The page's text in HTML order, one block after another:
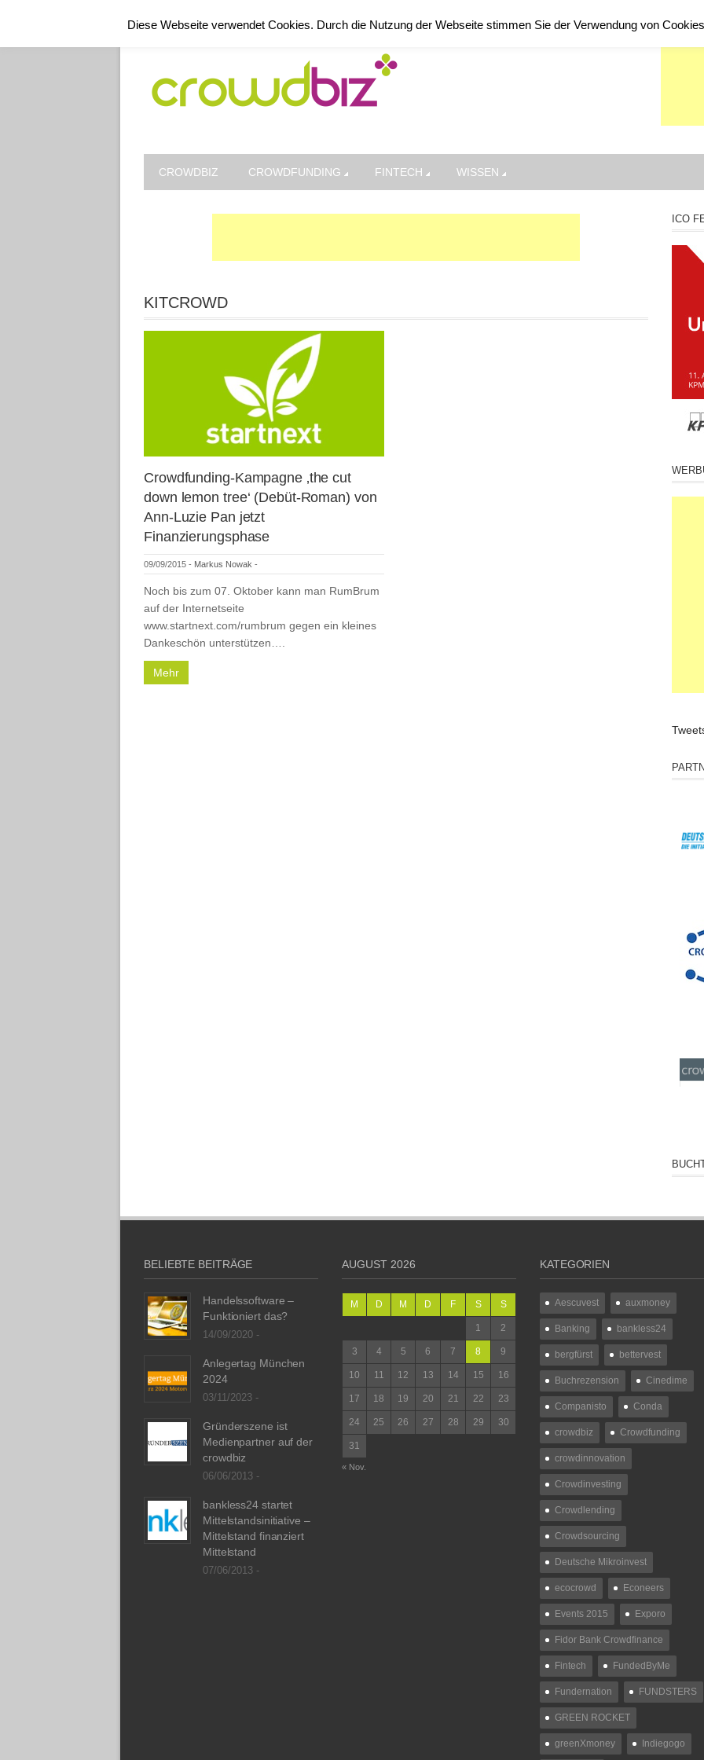
CROWDBIZ CROWDFUNDING FINTECH WISSEN
KITCROWD
Crowdfunding-Kampagne ‚the cut
down lemon tree‘ (Debüt-Roman) von
Ann-Luzie Pan jetzt
Finanzierungsphase
09/09/2015 - Markus Nowak -
Noch bis zum 07. Oktober kann man RumBrum
auf der Internetseite
www.startnext.com/rumbrum gegen ein kleines
Dankeschön unterstützen….
Mehr
ICO
BELIEBTE BEITRÄGE
Handelssoftware –
Funktioniert das?
14/09/2020 -
Anlegertag München
2024
03/11/2023 -
Gründerszene ist
Medienpartner auf der
crowdbiz
06/06/2013 -
bankless24 startet
Mittelstandsinitiative –
Mittelstand finanziert
Mittelstand
07/06/2013 -
AUGUST 2026
M D M D F S S
1 2
3 4 5 6 7 8 9
10 11 12 13 14 15 16
17 18 19 20 21 22 23
24 25 26 27 28 29 30
31
« Nov.
KATEGORIEN
Aescuvest auxmoney
Banking bankless24
bergfürst bettervest
Buchrezension Cinedime
Companisto Conda
crowdbiz Crowdfunding
crowdinnovation
Crowdinvesting
Crowdlending
Crowdsourcing
Deutsche Mikroinvest
ecocrowd Econeers
Events 2015 Exporo
Fidor Bank Crowdfinance
Fintech FundedByMe
Fundernation FUNDSTERS
GREEN ROCKET
greenXmoney Indiegogo
Diese Webseite verwendet Cookies. Durch die Nutzung der Webseite stimmen Sie der Verwendung von